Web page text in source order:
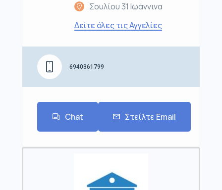
Σουλίου 31 Ιωάννινα
Δείτε όλες τις Αγγελίες
6940361799
Chat Στείλτε Email